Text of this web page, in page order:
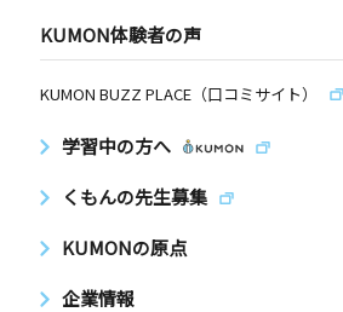
KUMON体験者の声
KUMON BUZZ PLACE（口コミサイト）
学習中の方へ
くもんの先生募集
KUMONの原点
企業情報